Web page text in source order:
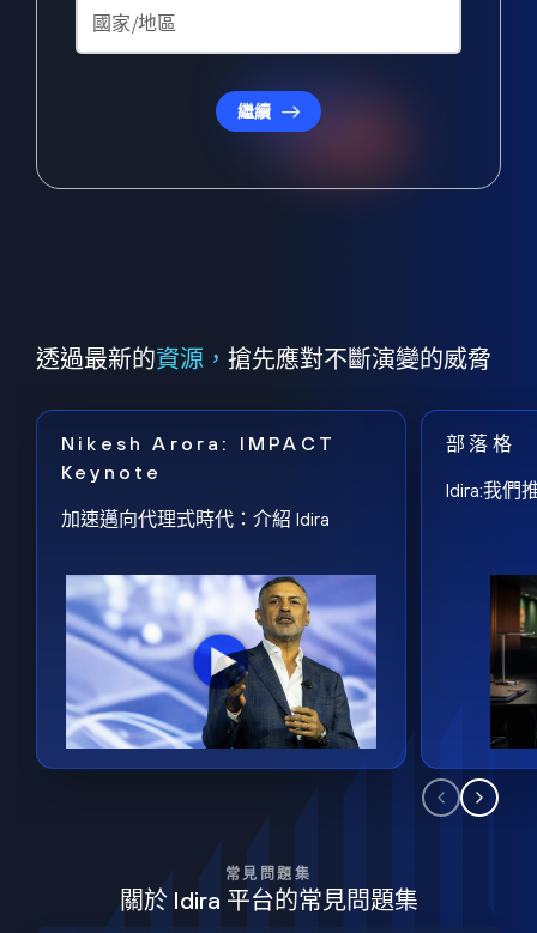
繼續
透過最新的資源， 搶先應對不斷演變的威脅
Nikesh Arora: IMPACT
Keynote
加速邁向代理式時代：介紹 Idira
部落格
Idira:我們
常見問題集
關於 Idira 平台的常見問題集